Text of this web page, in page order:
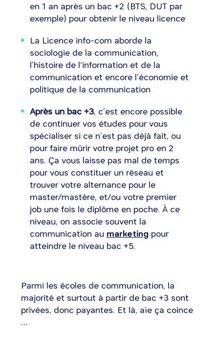
en 1 an après un bac +2 (BTS, DUT par
exemple) pour obtenir le niveau licence
La Licence info-com aborde la
sociologie de la communication,
l’histoire de l'information et de la
communication et encore l’économie et
politique de la communication
Après un bac +3, c’est encore possible
de continuer vos études pour vous
spécialiser si ce n’est pas déjà fait, ou
pour faire mûrir votre projet pro en 2
ans. Ça vous laisse pas mal de temps
pour vous constituer un réseau et
trouver votre alternance pour le
master/mastère, et/ou votre premier
job une fois le diplôme en poche. À ce
niveau, on associe souvent la
communication au marketing pour
atteindre le niveau bac +5.
Parmi les écoles de communication, la
majorité et surtout à partir de bac +3 sont
privées, donc payantes. Et là, aïe ça coince
…